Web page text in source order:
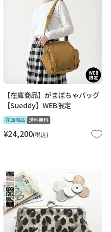
【在庫商品】がまぽちゃバッグ
【Sueddy】WEB限定
在庫商品 送料無料
¥24,200 税込